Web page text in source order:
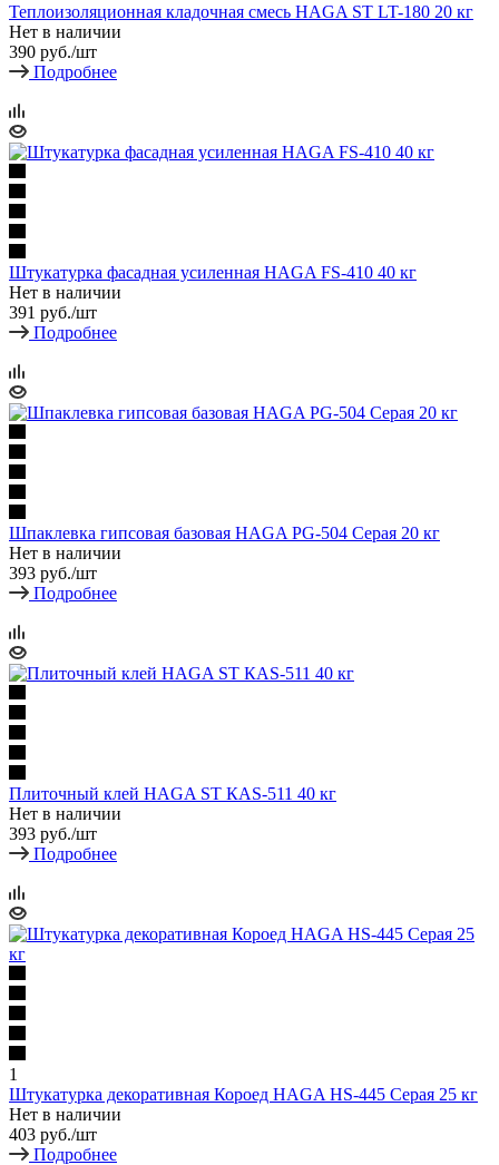
Теплоизоляционная кладочная смесь HAGA ST LT-180 20 кг
Нет в наличии
390 руб./шт
Подробнее
Штукатурка фасадная усиленная HAGA FS-410 40 кг
Нет в наличии
391 руб./шт
Подробнее
Шпаклевка гипсовая базовая HAGA PG-504 Серая 20 кг
Нет в наличии
393 руб./шт
Подробнее
Плиточный клей HAGA ST КАS-511 40 кг
Нет в наличии
393 руб./шт
Подробнее
1
Штукатурка декоративная Короед HAGA HS-445 Серая 25 кг
Нет в наличии
403 руб./шт
Подробнее